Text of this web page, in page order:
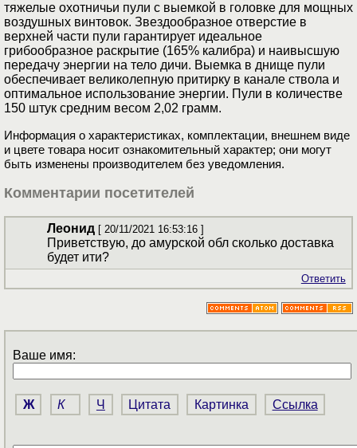
тяжелые охотничьи пули с выемкой в головке для мощных
воздушных винтовок. Звездообразное отверстие в
верхней части пули гарантирует идеальное
грибообразное раскрытие (165% калибра) и наивысшую
передачу энергии на тело дичи. Выемка в днище пули
обеспечивает великолепную притирку в канале ствола и
оптимальное использование энергии. Пули в количестве
150 штук средним весом 2,02 грамм.
Информация о характеристиках, комплектации, внешнем виде
и цвете товара носит ознакомительный характер; они могут
быть изменены производителем без уведомления.
Комментарии посетителей
Леонид [ 20/11/2021 16:53:16 ]
Приветствую, до амурской обл сколько доставка
будет ити?
Ответить
Ваше имя:
Ж К Ч Цитата Картинка Ссылка